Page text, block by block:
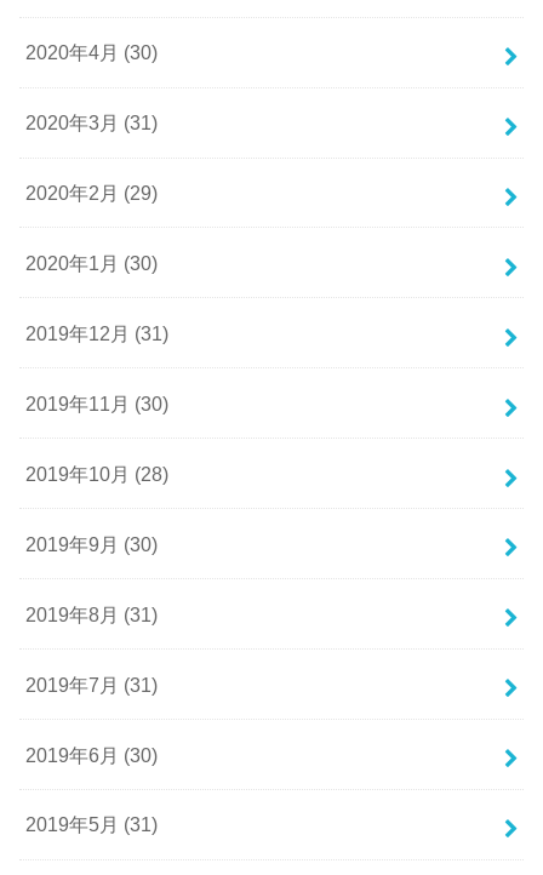
2020年4月 (30)
2020年3月 (31)
2020年2月 (29)
2020年1月 (30)
2019年12月 (31)
2019年11月 (30)
2019年10月 (28)
2019年9月 (30)
2019年8月 (31)
2019年7月 (31)
2019年6月 (30)
2019年5月 (31)